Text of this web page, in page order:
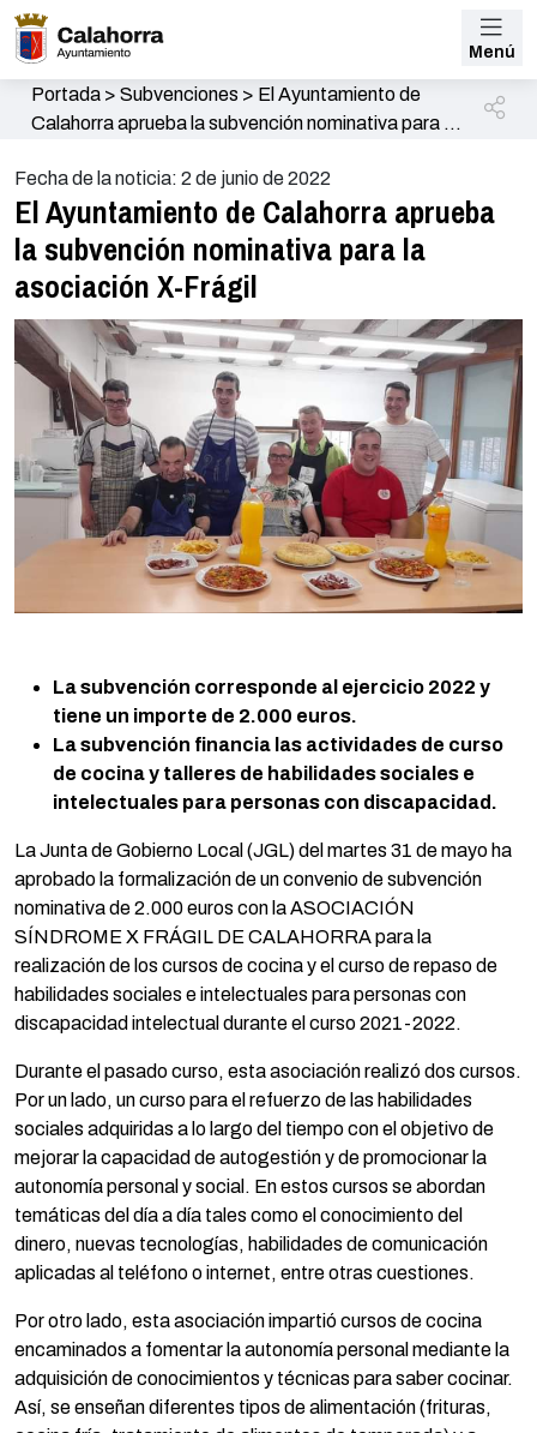
Menú
Portada> Subvenciones > El Ayuntamiento de
Calahorra aprueba la subvención nominativa para la
Fecha de la noticia: 2 de junio de 2022
El Ayuntamiento de Calahorra aprueba
la subvención nominativa para la
asociación X-Frágil
La subvención corresponde al ejercicio 2022 y
tiene un importe de 2.000 euros.
La subvención financia las actividades de curso
de cocina y talleres de habilidades sociales e
intelectuales para personas con discapacidad.
La Junta de Gobierno Local (JGL) del martes 31 de mayo ha
aprobado la formalización de un convenio de subvención
nominativa de 2.000 euros con la ASOCIACIÓN
SÍNDROME X FRÁGIL DE CALAHORRA para la
realización de los cursos de cocina y el curso de repaso de
habilidades sociales e intelectuales para personas con
discapacidad intelectual durante el curso 2021-2022.
Durante el pasado curso, esta asociación realizó dos cursos.
Por un lado, un curso para el refuerzo de las habilidades
sociales adquiridas a lo largo del tiempo con el objetivo de
mejorar la capacidad de autogestión y de promocionar la
autonomía personal y social. En estos cursos se abordan
temáticas del día a día tales como el conocimiento del
dinero, nuevas tecnologías, habilidades de comunicación
aplicadas al teléfono o internet, entre otras cuestiones.
Por otro lado, esta asociación impartió cursos de cocina
encaminados a fomentar la autonomía personal mediante la
adquisición de conocimientos y técnicas para saber cocinar.
Así, se enseñan diferentes tipos de alimentación (frituras,